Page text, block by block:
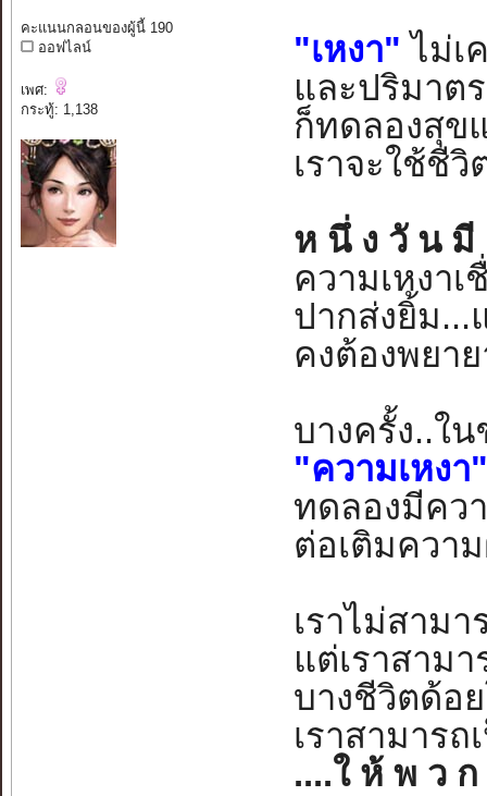
คะแนนกลอนของผู้นี้ 190
ออฟไลน์
เพศ:
กระทู้: 1,138
"เหงา" ไม่เ
และปริมาต
ก็ทดลองสุข
เราจะใช้ชี
ห นึ่ ง วั น มี
ความเหงา
ปากส่งยิ้ม...
คงต้องพยา
บางครั้ง..ใ
"ความเหงา
ทดลองมีคว
ต่อเติมควา
เราไม่สามา
แต่เราสาม
บางชีวิตด้อ
เราสามารถ
....ใ ห้ พ ว